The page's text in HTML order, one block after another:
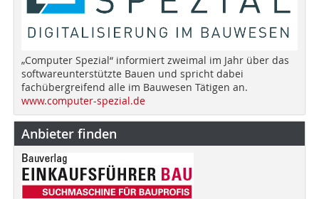
„Computer Spezial“ informiert zweimal im Jahr über das
softwareunterstützte Bauen und spricht dabei
fachübergreifend alle im Bauwesen Tätigen an.
www.computer-spezial.de
Anbieter finden